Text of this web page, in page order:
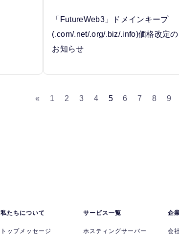
「FutureWeb3」ドメインキープ
(.com/.net/.org/.biz/.info)価格改定の
お知らせ
« 1 2 3 4 5 6 7 8 9
私たちについて
トップメッセージ
サービス一覧
ホスティングサーバー
企
会